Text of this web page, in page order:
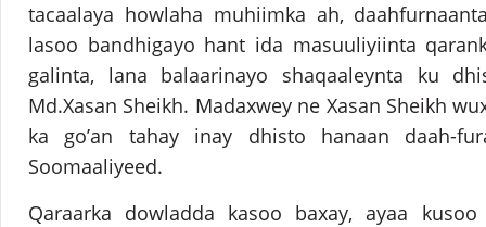
tacaalaya howlaha muhiimka ah,
lasoo bandhigayo hant ida masuuliyiinta
galinta, lana balaarinayo shaqaaleynta ku
Md.Xasan Sheikh. Madaxwey ne Xasan Sheikh
ka go’an tahay inay dhisto hanaan daah-
Soomaaliyeed.
Qaraarka dowladda kasoo baxay, ayaa